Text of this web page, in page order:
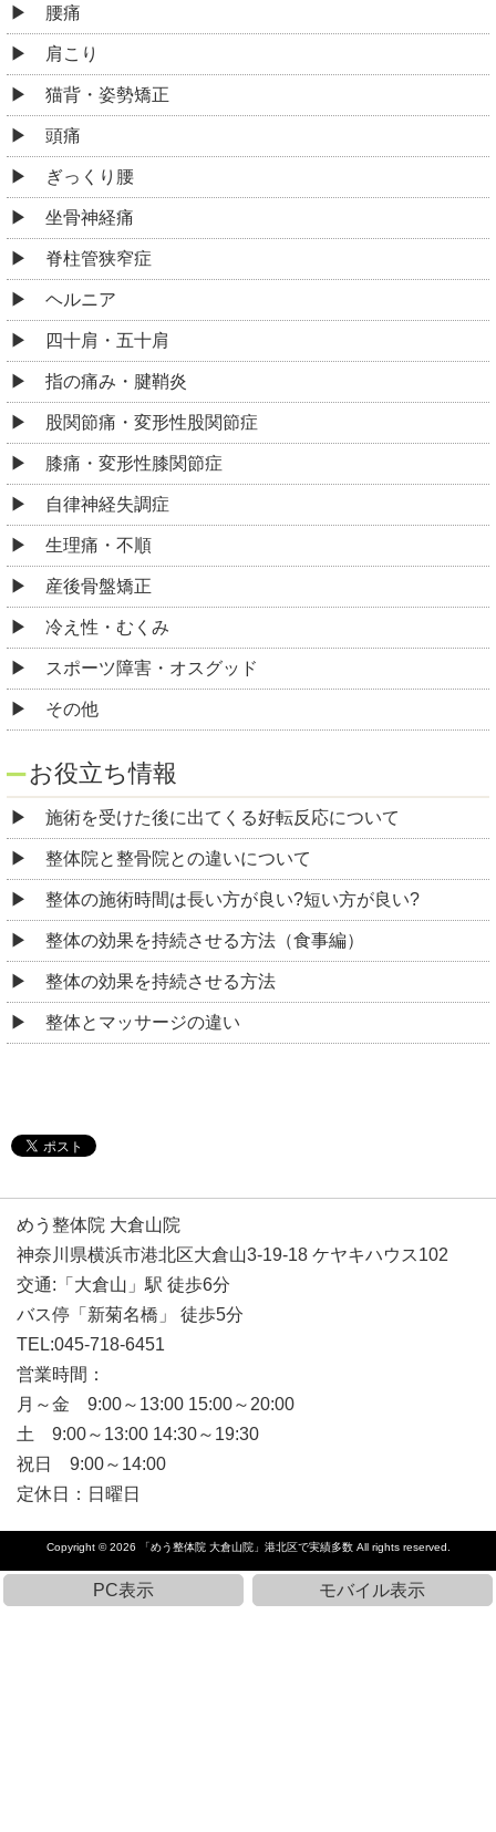
腰痛
肩こり
猫背・姿勢矯正
頭痛
ぎっくり腰
坐骨神経痛
脊柱管狭窄症
ヘルニア
四十肩・五十肩
指の痛み・腱鞘炎
股関節痛・変形性股関節症
膝痛・変形性膝関節症
自律神経失調症
生理痛・不順
産後骨盤矯正
冷え性・むくみ
スポーツ障害・オスグッド
その他
お役立ち情報
施術を受けた後に出てくる好転反応について
整体院と整骨院との違いについて
整体の施術時間は長い方が良い?短い方が良い?
整体の効果を持続させる方法（食事編）
整体の効果を持続させる方法
整体とマッサージの違い
めう整体院 大倉山院
神奈川県横浜市港北区大倉山3-19-18 ケヤキハウス102
交通:「大倉山」駅 徒歩6分
バス停「新菊名橋」 徒歩5分
TEL:045-718-6451
営業時間：
月～金 9:00～13:00 15:00～20:00
土 9:00～13:00 14:30～19:30
祝日 9:00～14:00
定休日：日曜日
Copyright © 2026 「めう整体院 大倉山院」港北区で実績多数All rights reserved.
PC表示 モバイル表示